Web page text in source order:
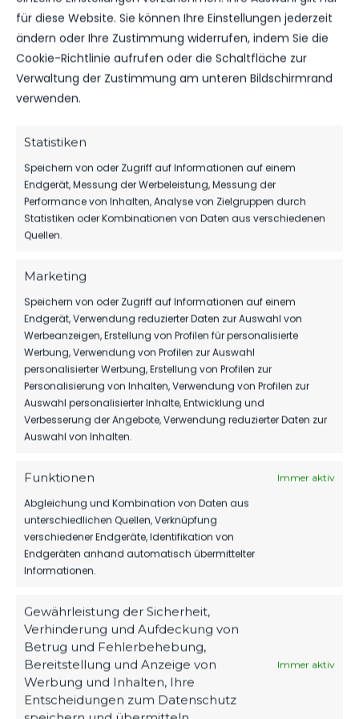
für diese Website. Sie können Ihre Einstellungen jederzeit
ändern oder Ihre Zustimmung widerrufen, indem Sie die
Cookie-Richtlinie aufrufen oder die Schaltfläche zur
Verwaltung der Zustimmung am unteren Bildschirmrand
verwenden.
Statistiken
Speichern von oder Zugriff auf Informationen auf einem
Endgerät, Messung der Werbeleistung, Messung der
Performance von Inhalten, Analyse von Zielgruppen durch
Statistiken oder Kombinationen von Daten aus verschiedenen
Quellen.
Marketing
Speichern von oder Zugriff auf Informationen auf einem
Endgerät, Verwendung reduzierter Daten zur Auswahl von
Werbeanzeigen, Erstellung von Profilen für personalisierte
Werbung, Verwendung von Profilen zur Auswahl
personalisierter Werbung, Erstellung von Profilen zur
Personalisierung von Inhalten, Verwendung von Profilen zur
Auswahl personalisierter Inhalte, Entwicklung und
Verbesserung der Angebote, Verwendung reduzierter Daten zur
Auswahl von Inhalten.
Funktionen Immer aktiv
Abgleichung und Kombination von Daten aus
unterschiedlichen Quellen, Verknüpfung
verschiedener Endgeräte, Identifikation von
Endgeräten anhand automatisch übermittelter
Informationen.
Gewährleistung der Sicherheit,
Verhinderung und Aufdeckung von
Betrug und Fehlerbehebung,
Bereitstellung und Anzeige von
Werbung und Inhalten, Ihre
Entscheidungen zum Datenschutz
Immer aktiv
WEITERE MELDUNGEN
DAS KÖNNTE DICH
AUCH INTERESSIEREN.
1.MÄNNER
TIM MEYER WECHSELT ZU GERMANIA
07. Aug. 2026
SPONSOREN
MBS VERLÄNGERT SEIN SPONSORING
BEIM FSV
06. Aug. 2026 89
1.MÄNNER
HERBER DÄMPFER AUF DEM WEG ZUM
KLASSENERHALT
02. Aug. 2026 219